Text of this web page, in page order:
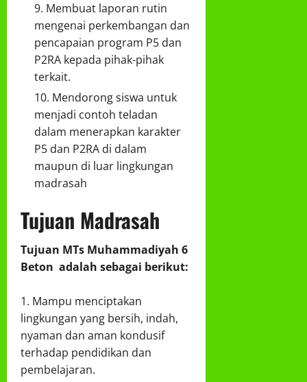
Membuat laporan rutin
mengenai perkembangan dan
pencapaian program P5 dan
P2RA kepada pihak-pihak
terkait.
Mendorong siswa untuk
menjadi contoh teladan
dalam menerapkan karakter
P5 dan P2RA di dalam
maupun di luar lingkungan
madrasah
Tujuan Madrasah
Tujuan MTs Muhammadiyah 6
Beton adalah sebagai berikut:
Mampu menciptakan
lingkungan yang bersih, indah,
nyaman dan aman kondusif
terhadap pendidikan dan
pembelajaran.